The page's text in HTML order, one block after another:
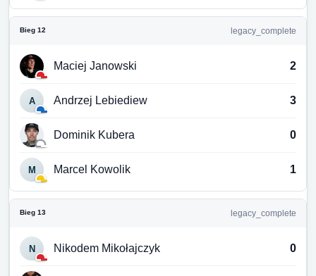
Bieg 12 legacy_complete
Maciej Janowski 2
A Andrzej Lebiediew 3
Dominik Kubera 0
M Marcel Kowolik 1
Bieg 13 legacy_complete
N Nikodem Mikołajczyk 0